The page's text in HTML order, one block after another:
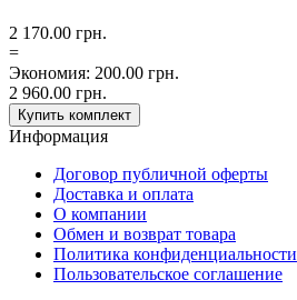
2 170.00 грн.
=
Экономия: 200.00 грн.
2 960.00 грн.
Купить комплект
Информация
Договор публичной оферты
Доставка и оплата
О компании
Обмен и возврат товара
Политика конфиденциальности
Пользовательское соглашение